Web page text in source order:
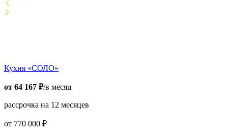
Кухня «СОЛО»
от 64 167 ₽/в месяц
рассрочка на 12 месяцев
от 770 000 ₽